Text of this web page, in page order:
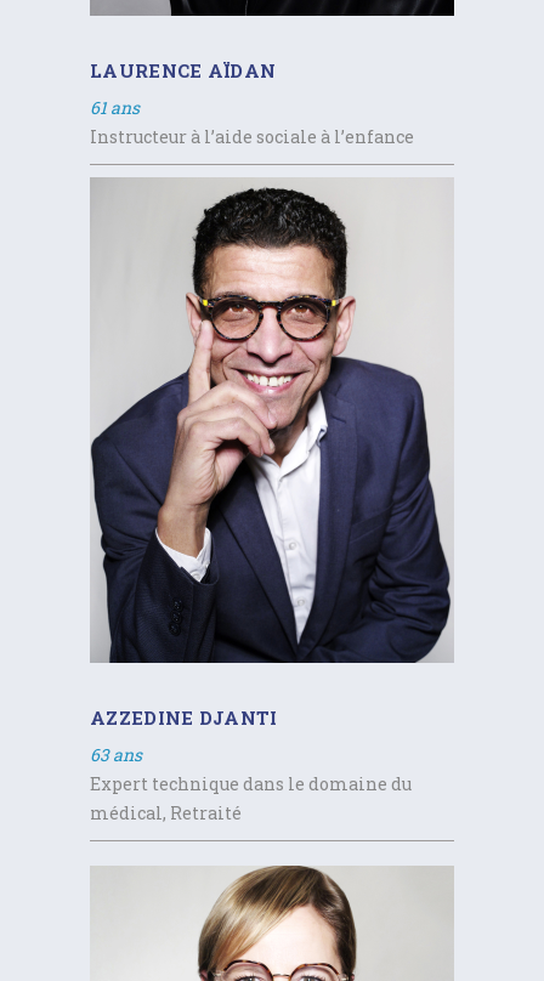
LAURENCE AÏDAN
61 ans
Instructeur à l’aide sociale à l’enfance
AZZEDINE DJANTI
63 ans
Expert technique dans le domaine du
médical, Retraité